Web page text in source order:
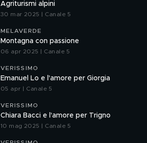
Agriturismi alpini
30 mar 2025 | Canale 5
MELAVERDE
Montagna con passione
06 apr 2025 | Canale 5
VERISSIMO
Emanuel Lo e l'amore per Giorgia
05 apr | Canale 5
VERISSIMO
Chiara Bacci e l'amore per Trigno
10 mag 2025 | Canale 5